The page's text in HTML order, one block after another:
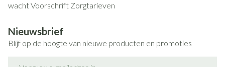
wachtVoorschrift Zorgtarieven
Nieuwsbrief
Blijf op de hoogte van nieuwe producten en promoties